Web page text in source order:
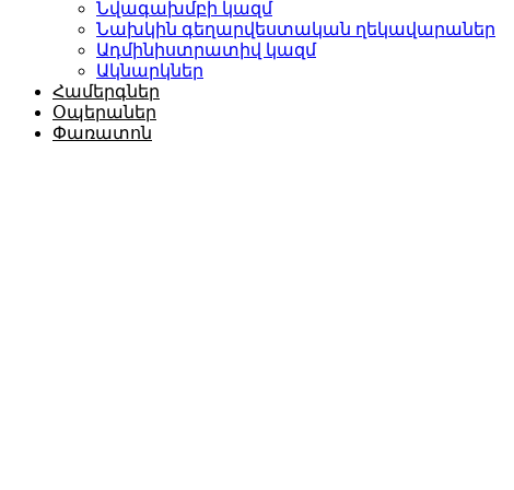
Նվագախմբի կազմ
Նախկին գեղարվեստական ղեկավարաներ
Ադմինիստրատիվ կազմ
Ակնարկներ
Համերգներ
Օպերաներ
Փառատոն